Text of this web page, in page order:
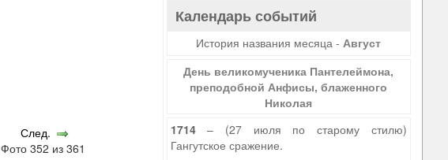
След.
Фото 352 из 361
Календарь событий
История названия месяца -Август
День великомученика Пантелеймона,
преподобной Анфисы, блаженного
Николая
1714– (27 июля по старому стилю)
Гангутское сражение.